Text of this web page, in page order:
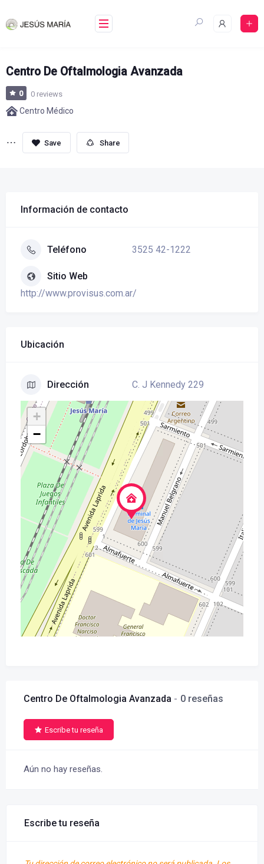
to
Centro De Oftalmologia Avanzada
0 0 reviews
Centro Médico
Share
Información de contacto
Teléfono 3525 42-1222
Sitio Web
http://www.provisus.com.ar/
Ubicación
Dirección C. J Kennedy 229
+
−
Centro De Oftalmologia Avanzada 0 reseñas
Escribe tu reseña
Aún no hay reseñas.
Escribe tu reseña